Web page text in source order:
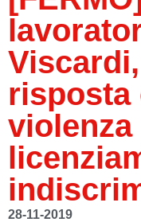
risposta
violenza
28-11-2019